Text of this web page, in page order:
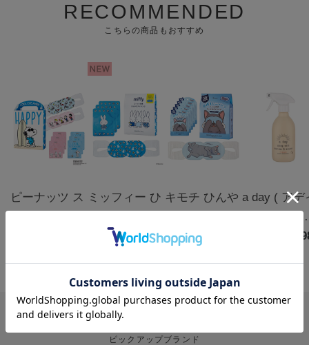
RECOMMENDED
こちらの商品もおすすめ
ピーナッツ ス
ミッフィー ひ
スク3枚 カモ
￥770
キモチ ひんや
5枚 無香料
a day ( アデ
) アロマルー
ムミスト フ
￥
PICK UP BRAND
ピックアップブランド